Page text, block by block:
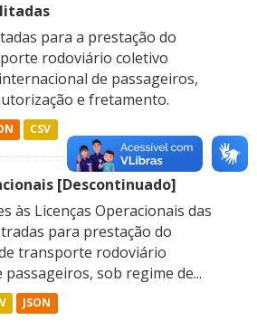
para a prestação do
rodoviário coletivo
de passageiros,
e fretamento.
CSV
[Descontinuado]
às Licenças Operacionais das
para prestação do
transporte rodoviário
sob regime de...
JSON